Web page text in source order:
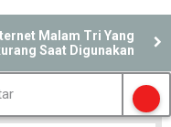
Malam Tri Yang
Saat Digunakan